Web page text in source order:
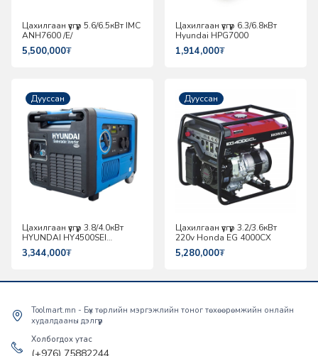
Цахилгаан үүсгүүр 5.6/6.5кВт IMC
ANH7600 /E/
5,500,000₮
Цахилгаан үүсгүүр 6.3/6.8кВт
Hyundai HPG7000
1,914,000₮
Дууссан
Цахилгаан үүсгүүр 3.8/4.0кВт
HYUNDAI HY4500SEI
инвертер
3,344,000₮
Дууссан
Цахилгаан үүсгүүр 3.2/3.6кВт
220v Honda EG 4000CX
5,280,000₮
Toolmart.mn - Бүх төрлийн мэргэжлийн тоног төхөөрөмжийн онлайн
худалдааны дэлгүүр
Холбогдох утас